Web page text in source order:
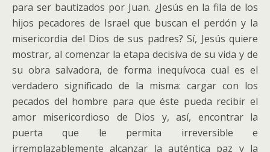
para ser bautizados por Juan. ¿Jesús en la fila de los
hijos pecadores de Israel que buscan el perdón y la
misericordia del Dios de sus padres? Sí, Jesús quiere
mostrar, al comenzar la etapa decisiva de su vida y de
su obra salvadora, de forma inequívoca cual es el
verdadero significado de la misma: cargar con los
pecados del hombre para que éste pueda recibir el
amor misericordioso de Dios y, así, encontrar la
puerta que le permita irreversible e
irremplazablemente alcanzar la auténtica paz y la